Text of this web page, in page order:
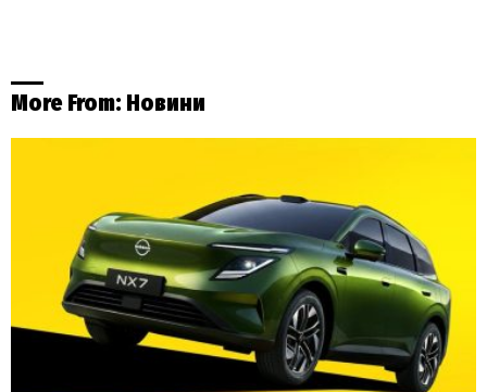
More From: Новини